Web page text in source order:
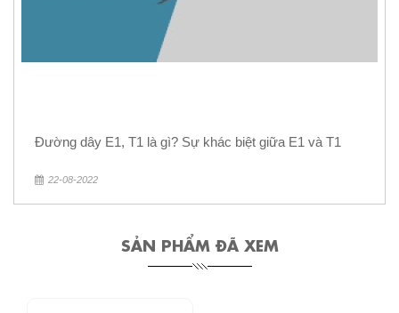
Đường dây E1, T1 là gì? Sự khác biệt giữa E1 và T1
22-08-2022
SẢN PHẨM ĐÃ XEM